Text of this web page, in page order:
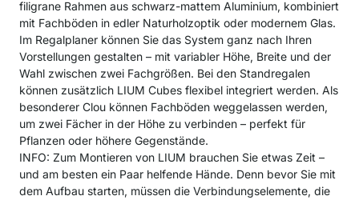
filigrane Rahmen aus schwarz-mattem Aluminium, kombiniert
mit Fachböden in edler Naturholzoptik oder modernem Glas.
Im Regalplaner können Sie das System ganz nach Ihren
Vorstellungen gestalten – mit variabler Höhe, Breite und der
Wahl zwischen zwei Fachgrößen. Bei den Standregalen
können zusätzlich LIUM Cubes flexibel integriert werden. Als
besonderer Clou können Fachböden weggelassen werden,
um zwei Fächer in der Höhe zu verbinden – perfekt für
Pflanzen oder höhere Gegenstände.
INFO: Zum Montieren von LIUM brauchen Sie etwas Zeit –
und am besten ein Paar helfende Hände. Denn bevor Sie mit
dem Aufbau starten, müssen die Verbindungselemente, die